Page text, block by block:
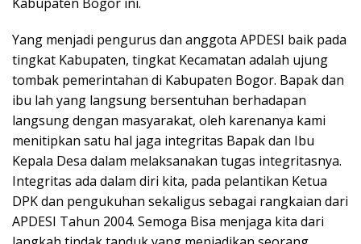
Yang menjadi pengurus dan anggota APDESI baik pada
tingkat Kabupaten, tingkat Kecamatan adalah ujung
tombak pemerintahan di Kabupaten Bogor. Bapak dan
ibu lah yang langsung bersentuhan berhadapan
langsung dengan masyarakat, oleh karenanya kami
menitipkan satu hal jaga integritas Bapak dan Ibu
Kepala Desa dalam melaksanakan tugas integritasnya.
Integritas ada dalam diri kita, pada pelantikan Ketua
DPK dan pengukuhan sekaligus sebagai rangkaian dari
APDESI Tahun 2004. Semoga Bisa menjaga kita dari